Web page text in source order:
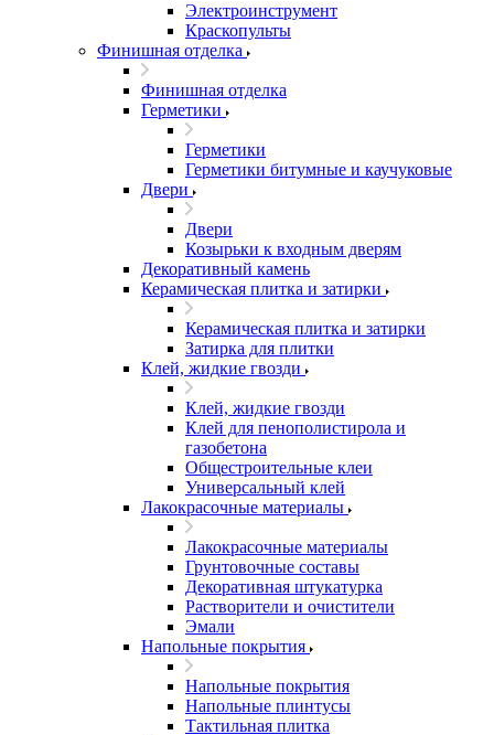
Электроинструмент
Краскопульты
Финишная отделка
Финишная отделка
Герметики
Герметики
Герметики битумные и каучуковые
Двери
Двери
Козырьки к входным дверям
Декоративный камень
Керамическая плитка и затирки
Керамическая плитка и затирки
Затирка для плитки
Клей, жидкие гвозди
Клей, жидкие гвозди
Клей для пенополистирола и
газобетона
Общестроительные клеи
Универсальный клей
Лакокрасочные материалы
Лакокрасочные материалы
Грунтовочные составы
Декоративная штукатурка
Растворители и очистители
Эмали
Напольные покрытия
Напольные покрытия
Напольные плинтусы
Тактильная плитка